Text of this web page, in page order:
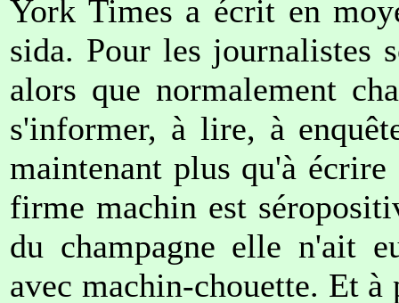
York Times a écrit en
sida. Pour les journalistes
alors que normalement
s'informer, à lire, à
maintenant plus qu'à
firme machin est
du champagne elle n'ait
avec machin-chouette. Et